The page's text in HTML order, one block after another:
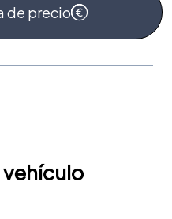
de precio